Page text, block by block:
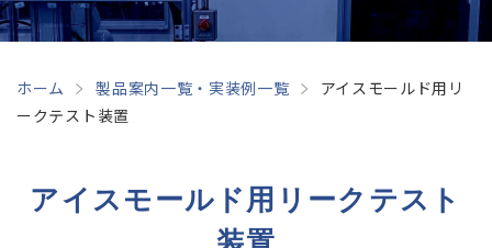
ホーム 製品案内一覧・実装例一覧
アイスモールド用リ
ークテスト装置
アイスモールド用リークテスト